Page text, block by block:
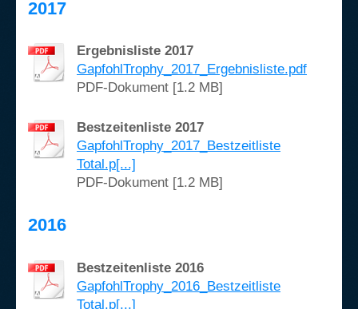
2017
Ergebnisliste 2017
GapfohlTrophy_2017_Ergebnisliste.pdf
PDF-Dokument [1.2 MB]
Bestzeitenliste 2017
GapfohlTrophy_2017_Bestzeitliste
Total.p[...]
PDF-Dokument [1.2 MB]
2016
Bestzeitenliste 2016
GapfohlTrophy_2016_Bestzeitliste
Total.p[...]